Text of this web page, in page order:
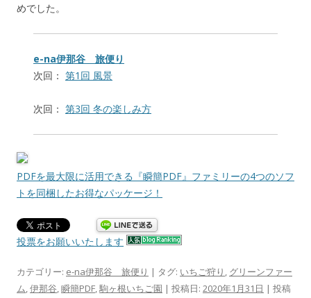
めでした。
e-na伊那谷 旅便り
次回： 第1回 風景
次回： 第3回 冬の楽しみ方
PDFを最大限に活用できる『瞬簡PDF』ファミリーの4つのソフ
トを同梱したお得なパッケージ！
投票をお願いいたします
カテゴリー: e-na伊那谷 旅便り | タグ: いちご狩り , グリーンファー
ム,伊那谷,瞬簡PDF,駒ヶ根いちご園 | 投稿日: 2020年1月31日 | 投稿